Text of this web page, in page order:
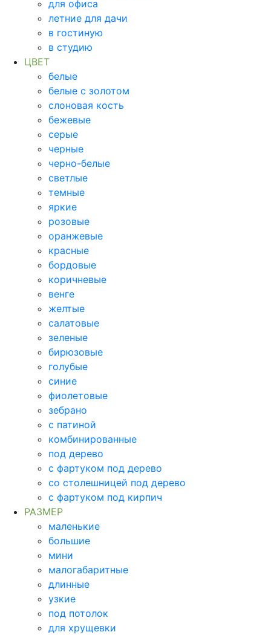
для офиса
летние для дачи
в гостиную
в студию
ЦВЕТ
белые
белые с золотом
слоновая кость
бежевые
серые
черные
черно-белые
светлые
темные
яркие
розовые
оранжевые
красные
бордовые
коричневые
венге
желтые
салатовые
зеленые
бирюзовые
голубые
синие
фиолетовые
зебрано
с патиной
комбинированные
под дерево
с фартуком под дерево
со столешницей под дерево
с фартуком под кирпич
РАЗМЕР
маленькие
большие
мини
малогабаритные
длинные
узкие
под потолок
для хрущевки